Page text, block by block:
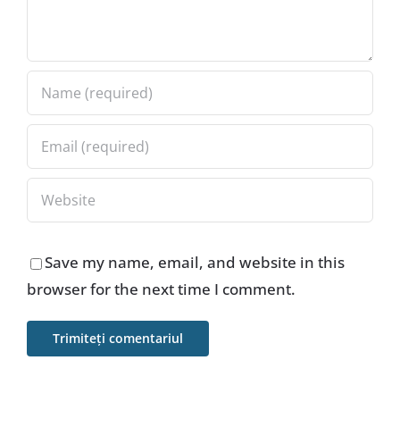
Save my name, email, and website in this
browser for the next time I comment.